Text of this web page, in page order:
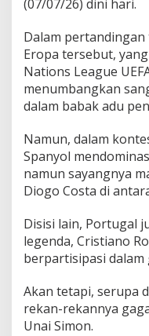
1
B
e
s
a
r
!
(07/07/26) dini hari.
Dalam
Eropa tersebut,
Nations League
menumbangkan
dalam babak adu
Namun, dalam
Spanyol
namun sayangnya
Diogo Costa di
Disisi lain, Portugal
legenda, Cristiano
berpartisipasi
Akan tetapi, serupa
rekan-rekannya
Unai Simon.